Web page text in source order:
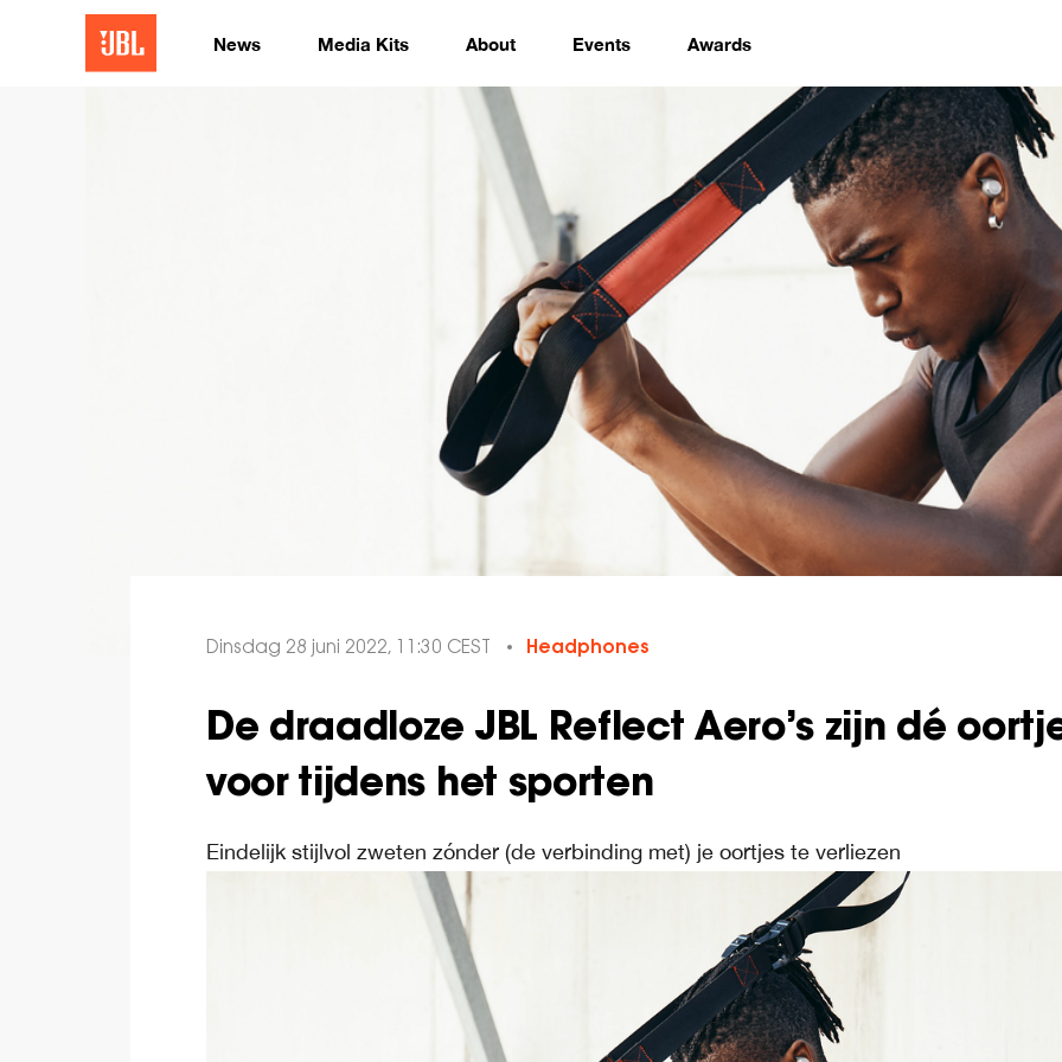
News Media Kits About Events Awards
Dinsdag 28 juni 2022, 11:30 CEST Headphones
De draadloze JBL Reflect Aero’s zijn dé
voor tijdens het sporten
Eindelijk stijlvol zweten zónder (de verbinding met) je oortjes te verliezen